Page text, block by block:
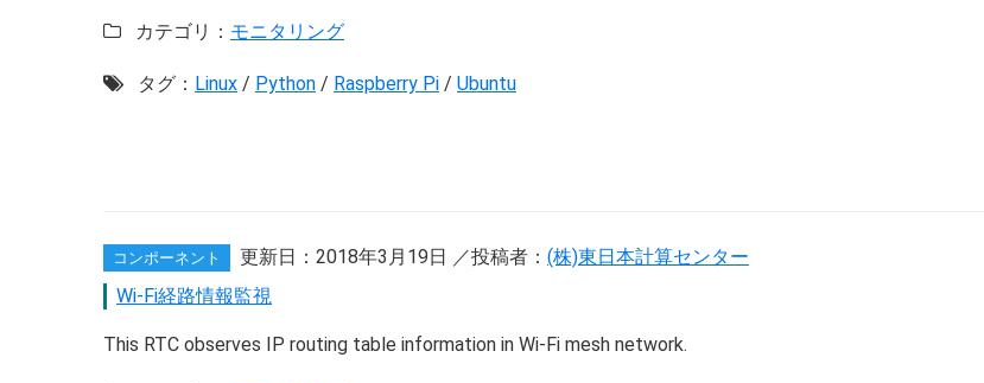
カテゴリ： モニタリング
タグ： Linux / Python / Raspberry Pi / Ubuntu
コンポーネント 更新日： 2018年3月19日 ／投稿者： (株)東日本計算センター
Wi-Fi経路情報監視
This RTC observes IP routing table information in Wi-Fi mesh network.